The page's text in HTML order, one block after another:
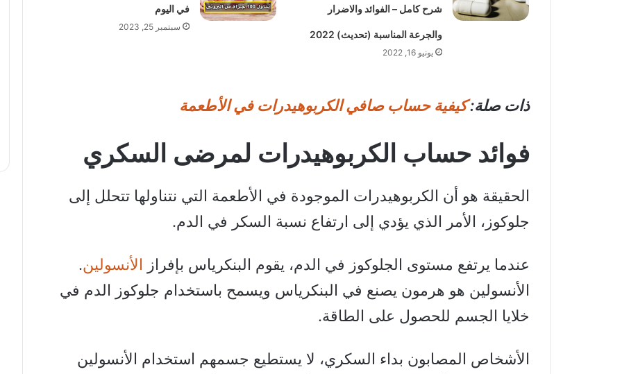
شرح كامل – الفوائد والاضرار
والجرعة المناسبة (تحديث) 2022
يونيو 16, 2022
في اليوم
سبتمبر 25, 2023
ذات صلة:كيفية حساب صافي الكربوهيدرات في الأطعمة
فوائد حساب الكربوهيدرات لمرضى السكري
الحقيقة هو أن الكربوهيدرات الموجودة في الأطعمة التي نتناولها تتحلل إلى
جلوكوز، الأمر الذي يؤدي إلى ارتفاع نسبة السكر في الدم.
عندما يرتفع مستوى الجلوكوز في الدم، يقوم البنكرياس بإفراز الأنسولين.
الأنسولين هو هرمون يصنع في البنكرياس ويسمح باستخدام جلوكوز الدم في
خلايا الجسم للحصول على الطاقة.
الأشخاص المصابون بداء السكري، لا يستطيع جسمهم استخدام الأنسولين